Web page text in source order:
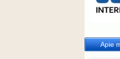
Apie